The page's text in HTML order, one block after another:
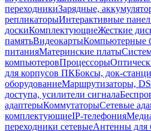
переходникиЗарядные,
репликаторыИнтерактивные
доскиКомплектующиеЖесткие
памятьВидеокартыКомпьютерные
питанияМатеринские платы
компьютеровПроцессоры
для корпусов ПКБоксы, док-
оборудованиеМаршрутизаторы,
доступа, усилители сигнала
адаптерыКоммутаторыСетевые
комплектующиеIP-телефония
переходники сетевыеАнтенны для